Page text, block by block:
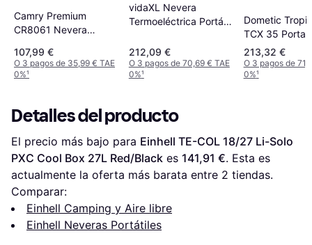
Camry Premium
CR8061 Nevera
107,99 €
O 3 pagos de 35,99 € TAE
0%¹
vidaXL Nevera
Termoeléctrica Portátil
212,09 €
O 3 pagos de 70,69 € TAE
0%¹
Dometic
TCX 35
Electric Cool
Black/Gray
213,32 €
O 3 pagos de
0%¹
Detalles del producto
El precio más bajo para Einhell TE-COL 18/27 Li-Solo
PXC Cool Box 27L Red/Black es 141,91 €. Esta es
actualmente la oferta más barata entre 2 tiendas.
Comparar:
Einhell Camping y Aire libre
Einhell Neveras Portátiles